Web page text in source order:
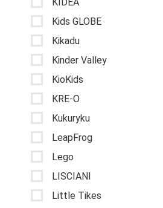
Kids GLOBE
Kikadu
Kinder Valley
KioKids
KRE-O
Kukuryku
LeapFrog
Lego
LISCIANI
Little Tikes